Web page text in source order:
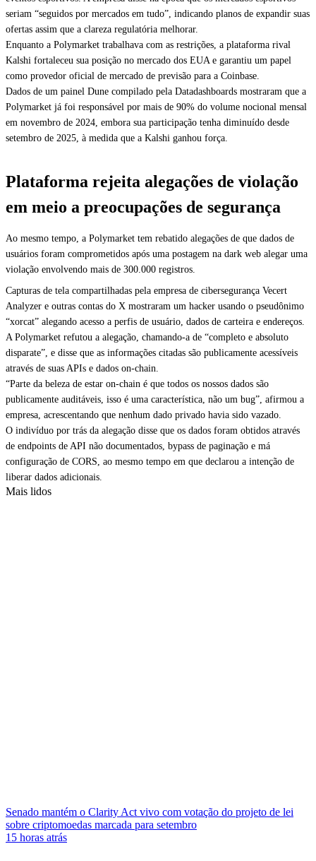
seriam “seguidos por mercados em tudo”, indicando planos de expandir suas
ofertas assim que a clareza regulatória melhorar.
Enquanto a Polymarket trabalhava com as restrições, a plataforma rival
Kalshi fortaleceu sua posição no mercado dos EUA e garantiu um papel
como provedor oficial de mercado de previsão para a Coinbase.
Dados de um painel Dune compilado pela Datadashboards mostraram que a
Polymarket já foi responsável por mais de 90% do volume nocional mensal
em novembro de 2024, embora sua participação tenha diminuído desde
setembro de 2025, à medida que a Kalshi ganhou força.
Plataforma rejeita alegações de violação
em meio a preocupações de segurança
Ao mesmo tempo, a Polymarket tem rebatido alegações de que dados de
usuários foram comprometidos após uma postagem na dark web alegar uma
violação envolvendo mais de 300.000 registros.
Capturas de tela compartilhadas pela empresa de cibersegurança Vecert
Analyzer e outras contas do X mostraram um hacker usando o pseudônimo
“xorcat” alegando acesso a perfis de usuário, dados de carteira e endereços.
A Polymarket refutou a alegação, chamando-a de “completo e absoluto
disparate”, e disse que as informações citadas são publicamente acessíveis
através de suas APIs e dados on-chain.
“Parte da beleza de estar on-chain é que todos os nossos dados são
publicamente auditáveis, isso é uma característica, não um bug”, afirmou a
empresa, acrescentando que nenhum dado privado havia sido vazado.
O indivíduo por trás da alegação disse que os dados foram obtidos através
de endpoints de API não documentados, bypass de paginação e má
configuração de CORS, ao mesmo tempo em que declarou a intenção de
liberar dados adicionais.
Mais lidos
Senado mantém o Clarity Act vivo com votação do projeto de lei
sobre criptomoedas marcada para setembro
15 horas atrás